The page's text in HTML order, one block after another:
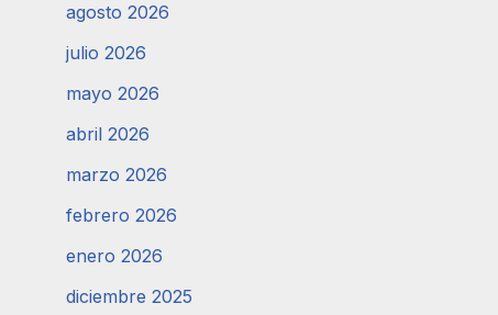
agosto 2026
julio 2026
mayo 2026
abril 2026
marzo 2026
febrero 2026
enero 2026
diciembre 2025